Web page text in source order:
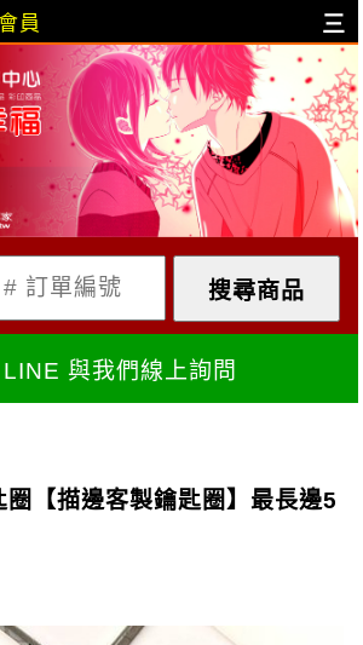
員 三
購物車內容:
物車是空的!
與我們線上詢問